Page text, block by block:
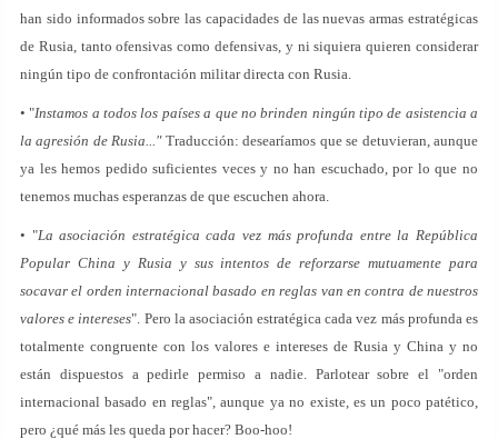
han sido informados sobre las capacidades de las nuevas armas estratégicas
de Rusia, tanto ofensivas como defensivas, y ni siquiera quieren considerar
ningún tipo de confrontación militar directa con Rusia.
• "Instamos a todos los países a que no brinden ningún tipo de asistencia a
la agresión de Rusia..."Traducción: desearíamos que se detuvieran, aunque
ya les hemos pedido suficientes veces y no han escuchado, por lo que no
tenemos muchas esperanzas de que escuchen ahora.
• "La asociación estratégica cada vez más profunda entre la República
Popular China y Rusia y sus intentos de reforzarse mutuamente para
socavar el orden internacional basado en reglas van en contra de nuestros
valores e intereses". Pero la asociación estratégica cada vez más profunda es
totalmente congruente con los valores e intereses de Rusia y China y no
están dispuestos a pedirle permiso a nadie. Parlotear sobre el "orden
internacional basado en reglas", aunque ya no existe, es un poco patético,
pero ¿qué más les queda por hacer? Boo-hoo!